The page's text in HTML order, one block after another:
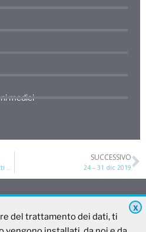
medici
SUCCESSIVO
24 – 31 dic 2019
X
del trattamento dei dati, ti